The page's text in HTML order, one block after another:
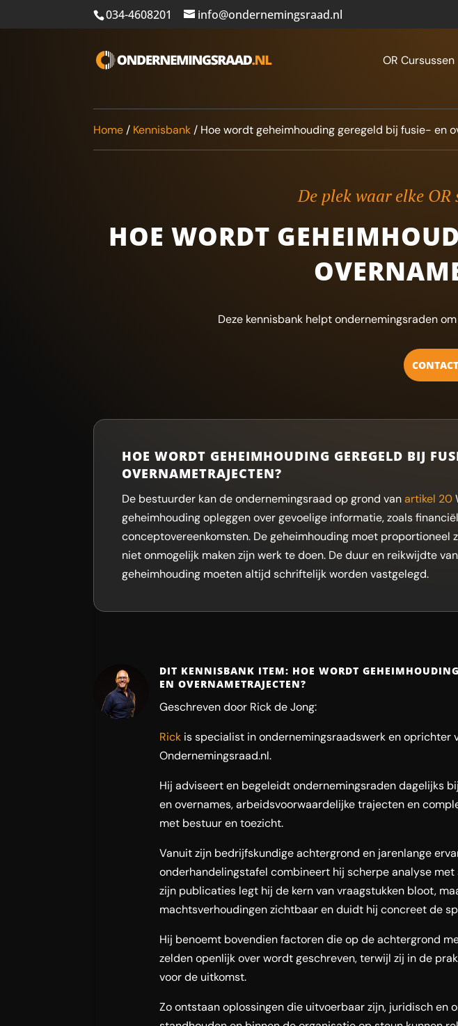
034-4608201 info@ondernemingsraad.nl
OR Cursussen
Home / Kennisbank / Hoe wordt geheimhouding geregeld bij fusie- en
De plek waar elke
HOE WORDT
Deze kennisbank helpt ondernemingsraden
HOE WORDT GEHEIMHOUDING GEREGELD BIJ
OVERNAMETRAJECTEN?
De bestuurder kan de ondernemingsraad op grond vanartikel 20
geheimhouding opleggen over gevoelige informatie, zoals
conceptovereenkomsten. De geheimhouding moet proportioneel
niet onmogelijk maken zijn werk te doen. De duur en reikwijdte
geheimhouding moeten altijd schriftelijk worden vastgelegd.
DIT KENNISBANK ITEM: HOE WORDT
EN OVERNAMETRAJECTEN?
Geschreven door Rick de Jong:
Rick is specialist in ondernemingsraadswerk en oprichter
Ondernemingsraad.nl.
Hij adviseert en begeleidt ondernemingsraden dagelijks
en overnames, arbeidsvoorwaardelijke trajecten en
met bestuur en toezicht.
Vanuit zijn bedrijfskundige achtergrond en jarenlange
onderhandelingstafel combineert hij scherpe analyse
zijn publicaties legt hij de kern van vraagstukken bloot,
machtsverhoudingen zichtbaar en duidt hij concreet de
Hij benoemt bovendien factoren die op de achtergrond
zelden openlijk over wordt geschreven, terwijl zij in de
voor de uitkomst.
Zo ontstaan oplossingen die uitvoerbaar zijn, juridisch en